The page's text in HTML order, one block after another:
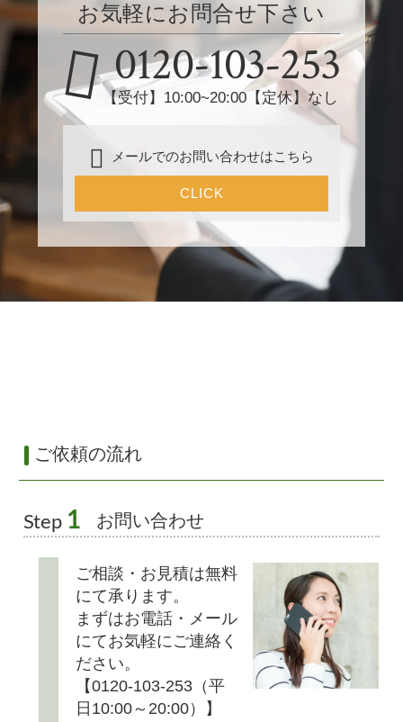
お気軽にお問合せ下さい
0120-103-253
【受付】10:00~20:00【定休】なし
メールでのお問い合わせはこちら
CLICK
ご依頼の流れ
Step 1 お問い合わせ
ご相談・お見積は無料
にて承ります。
まずはお電話・メール
にてお気軽にご連絡く
ださい。
【0120-103-253（平
日10:00～20:00）】